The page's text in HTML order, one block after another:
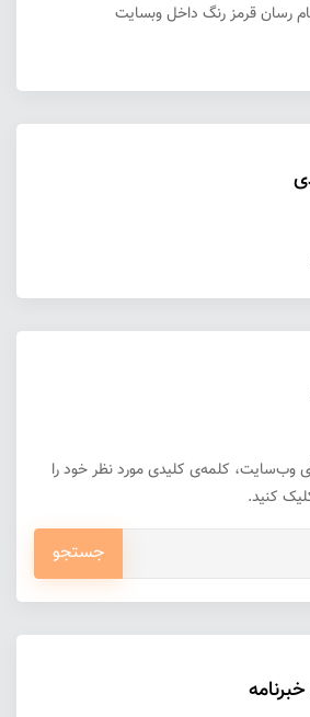
وب‌سایت، کلمه‌ی کلیدی مورد نظر خود را
کنید.
جستجو